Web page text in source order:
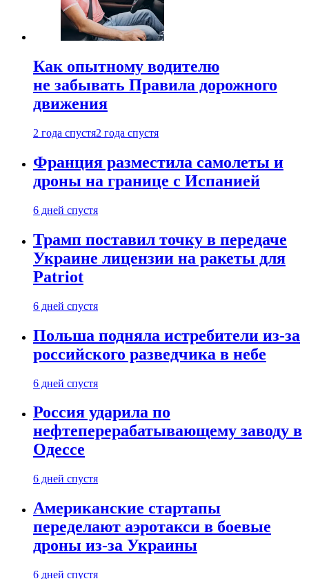
Как опытному водителю
не забывать Правила дорожного
движения
2 года спустя2 года спустя
Франция разместила самолеты и
дроны на границе с Испанией
6 дней спустя
Трамп поставил точку в передаче
Украине лицензии на ракеты для
Patriot
6 дней спустя
Польша подняла истребители из-за
российского разведчика в небе
6 дней спустя
Россия ударила по
нефтеперерабатывающему заводу в
Одессе
6 дней спустя
Американские стартапы
переделают аэротакси в боевые
дроны из-за Украины
6 дней спустя